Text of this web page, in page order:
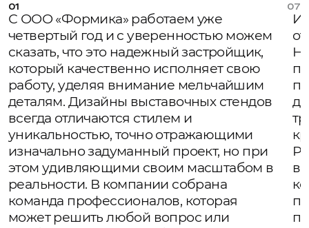
С ООО «Формика» работаем уже
четвертый год и с уверенностью можем
сказать, что это надежный застройщик,
который качественно исполняет свою
работу, уделяя внимание мельчайшим
деталям. Дизайны выставочных стендов
всегда отличаются стилем и
уникальностью, точно отражающими
изначально задуманный проект, но при
этом удивляющими своим масштабом в
реальности. В компании собрана
команда профессионалов, которая
может решить любой вопрос или
01 07